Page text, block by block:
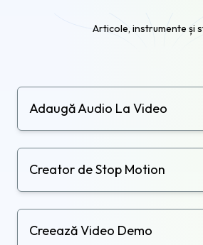
Articole, instrumente și
Adaugă Audio La Video
Creator de Stop Motion
Creează Video Demo